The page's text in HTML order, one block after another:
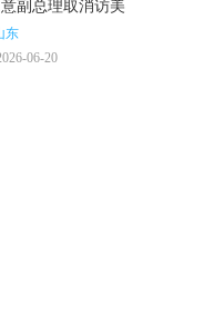
副总理取消访美
东
06-20